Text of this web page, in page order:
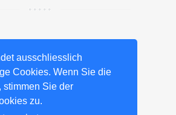
ausschliesslich
Cookies. Wenn Sie die
stimmen Sie der
zu.
Konstanz >>